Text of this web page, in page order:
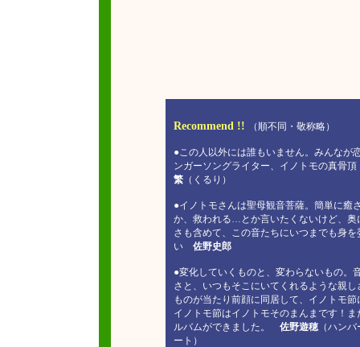
Recommend !! （順不同・敬称略）
●この人以外には誰もいません。みんなが
ンガーソングライター、イノトモの真骨
繁 （くるり）
●イノトモさんは聖母観音菩薩。簡単に癒
か、救われる…とか言いたくないけど、奥
さも含めて、この音たちにいつまでも身を
い 佐野史郎
●変化していくものと、変わらないもの。
さと、いつもそこにいてくれるような親し
ものが当たり前顔に同居して、イノトモ
イノトモ節はイノトモそのまんまです！ま
ルバムができました。 佐野遊穂 （ハン
ート）